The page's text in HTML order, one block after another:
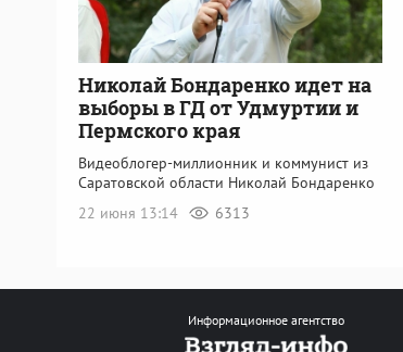
Николай Бондаренко идет на
выборы в ГД от Удмуртии и
Пермского края
Видеоблогер-миллионник и коммунист из
Саратовской области Николай Бондаренко
22 июня 13:14
6313
Информационное агентство